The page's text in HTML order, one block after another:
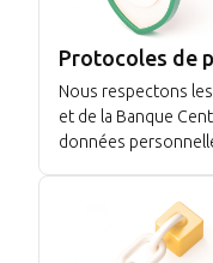
Protocoles de
Nous respectons
et de la Banque
données